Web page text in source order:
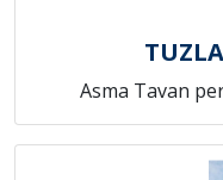
Asma Tavan